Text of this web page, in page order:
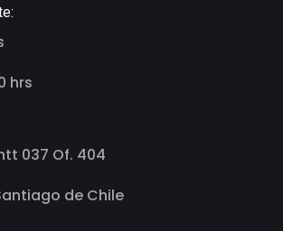
hrs
037 Of. 404
de Chile